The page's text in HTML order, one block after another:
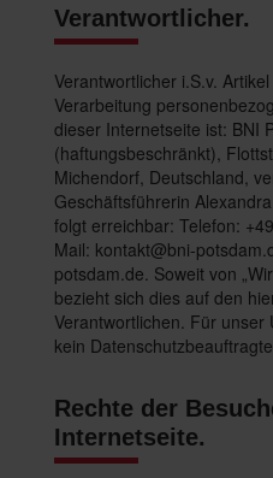
Verantwortlicher.
Verantwortlicher i.S.v.
Verarbeitung
dieser Internetseite ist: BNI
(haftungsbeschränkt),
Michendorf, Deutschland,
Geschäftsführerin
folgt erreichbar: Telefon:
Mail: kontakt@bni-
potsdam.de. Soweit von
bezieht sich dies auf den
Verantwortlichen. Für
kein